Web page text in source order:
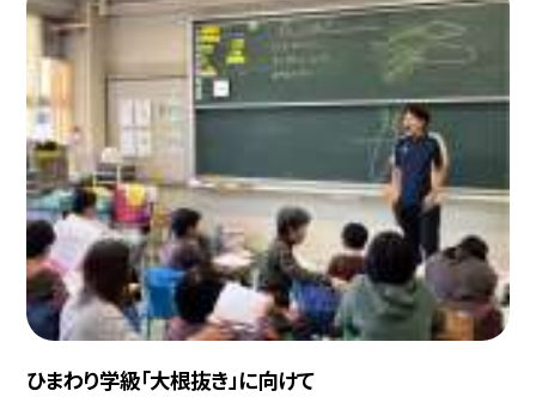
ひまわり学級「大根抜き」に向けて